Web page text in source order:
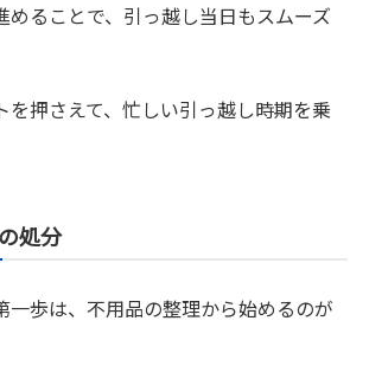
めることで、引っ越し当日もスムーズ
を押さえて、忙しい引っ越し時期を乗
処分
一歩は、不用品の整理から始めるのが